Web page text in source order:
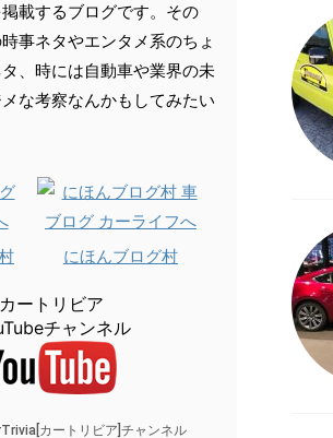
載するブログです。その
事ネタやエンタメ系のちょ
、時には自動車や業界の未
な考察なんかもしてみたい
にほんブログ村
カートリビア
チャンネル